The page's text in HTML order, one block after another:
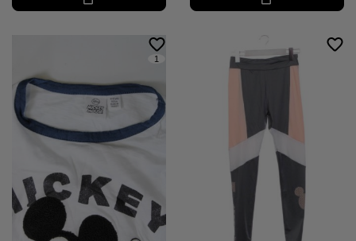
1